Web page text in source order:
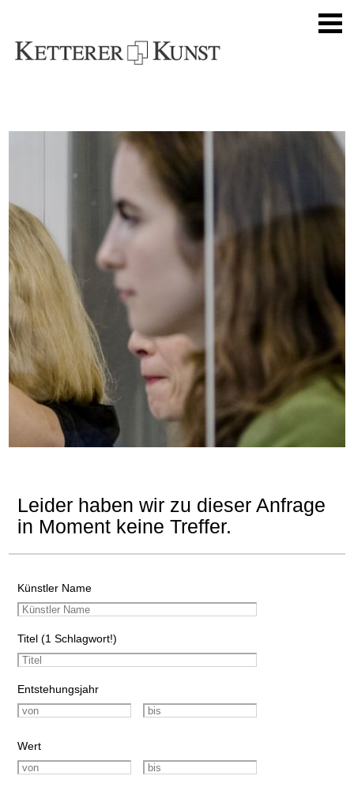
Leider haben wir zu dieser Anfrage
in Moment keine Treffer.
Künstler Name
Titel (1 Schlagwort!)
Entstehungsjahr
Wert